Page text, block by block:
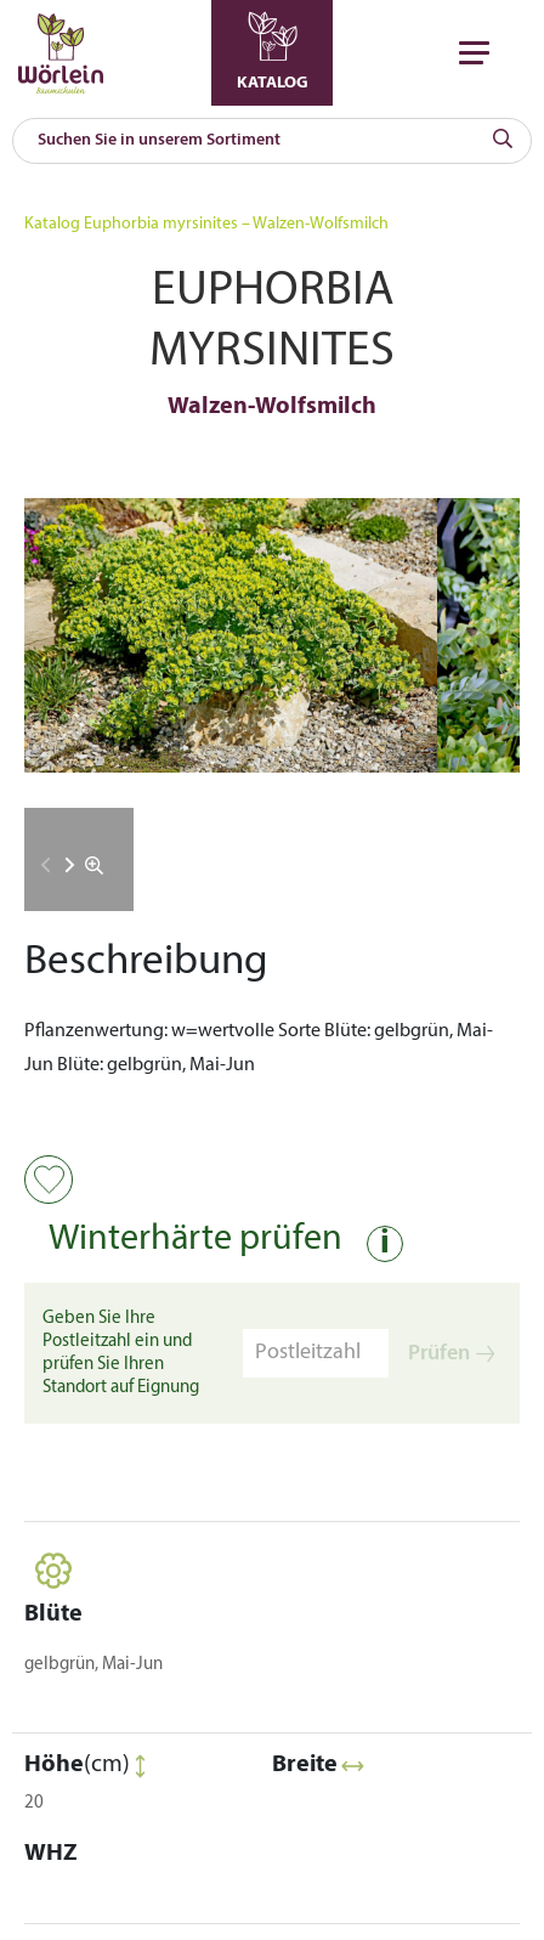
KATALOG
Katalog Euphorbia myrsinites – Walzen-Wolfsmilch
EUPHORBIA
MYRSINITES
Walzen-Wolfsmilch
Beschreibung
Pflanzenwertung:w=wertvolle Sorte Blüte:gelbgrün, Mai-
Jun Blüte:gelbgrün, Mai-Jun
Winterhärte prüfen i
Geben Sie Ihre
Postleitzahl ein und
prüfen Sie Ihren
Standort auf Eignung
Prüfen
Blüte
gelbgrün, Mai-Jun
Höhe(cm)
20
Breite
WHZ